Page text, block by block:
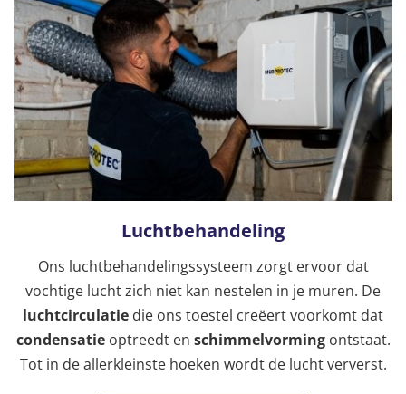
Luchtbehandeling
Ons luchtbehandelingssysteem zorgt ervoor dat
vochtige lucht zich niet kan nestelen in je muren. De
luchtcirculatie die ons toestel creëert voorkomt dat
condensatieoptreedt en schimmelvormingontstaat.
Tot in de allerkleinste hoeken wordt de lucht ververst.